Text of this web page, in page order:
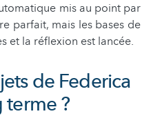
mis au point par
parfait, mais les bases de
et la réflexion est lancée.
de Federica
terme ?